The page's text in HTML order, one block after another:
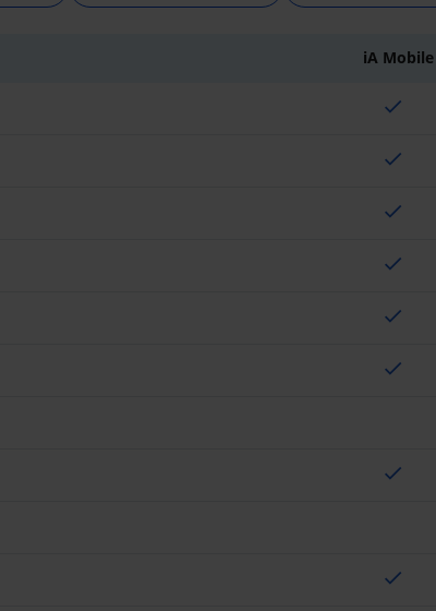
iA Mobile
check
check
check
check
check
check
check
check